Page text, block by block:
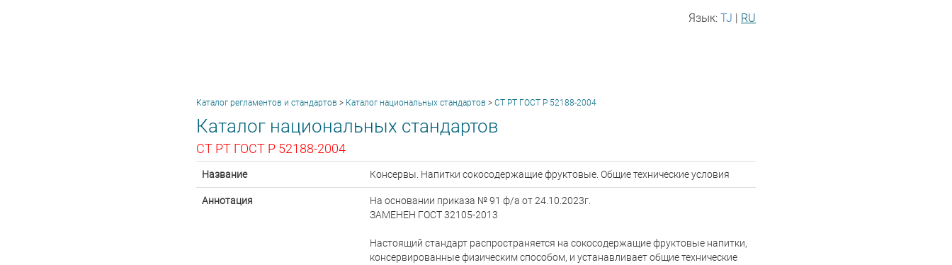
Язык: TJ | RU
Каталог регламентов и стандартов > Каталог национальных стандартов > СТ РТ ГОСТ Р 52188-2004
Каталог национальных стандартов
СТ РТ ГОСТ Р 52188-2004
Название Консервы. Напитки сокосодержащие фруктовые. Общие технические условия
Аннотация
На основании приказа № 91 ф/а от 24.10.2023г.
ЗАМЕНЕН ГОСТ 32105-2013
Настоящий стандарт распространяется на сокосодержащие фруктовые напитки,
консервированные физическим способом, и устанавливает общие технические